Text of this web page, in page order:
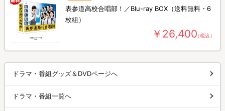
表参道高校合唱部！／Blu-ray BOX（送料無料・6
枚組）
￥26,400（税込）
ドラマ・番組グッズ＆DVDページへ
ドラマ・番組一覧へ